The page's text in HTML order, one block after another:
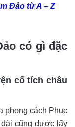
Đảo từ A – Z
có gì đặc
cổ tích châu
phong cách Phục
cũng được lấy